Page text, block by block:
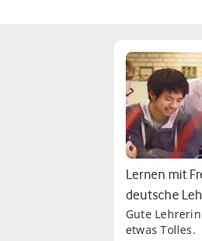
Lernen mit
deutsche
Gute
etwas Tolles.